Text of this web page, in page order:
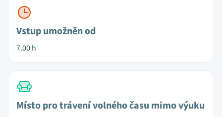
Vstup umožněn od
7.00 h
Místo pro trávení volného času mimo výuku